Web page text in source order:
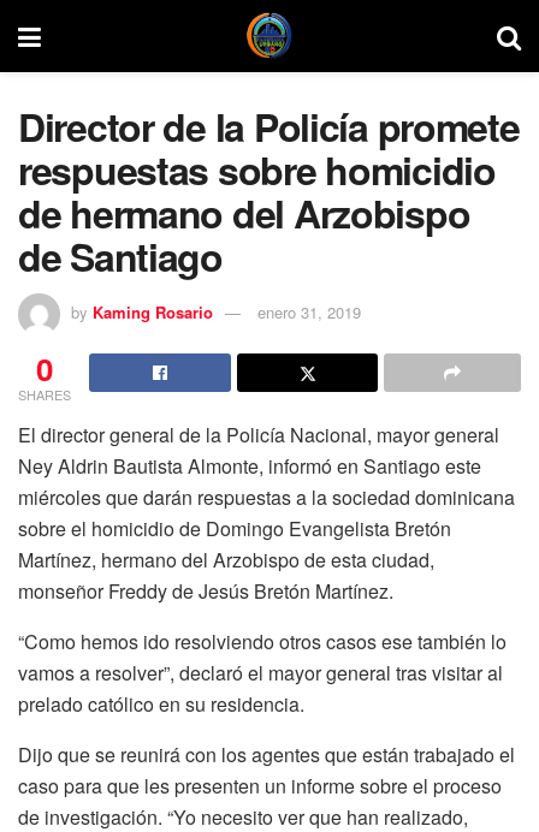
Director de la Policía promete
respuestas sobre homicidio
de hermano del Arzobispo
de Santiago
by Kaming Rosario enero 31, 2019
0
SHARES
El director general de la Policía Nacional, mayor general
Ney Aldrin Bautista Almonte, informó en Santiago este
miércoles que darán respuestas a la sociedad dominicana
sobre el homicidio de Domingo Evangelista Bretón
Martínez, hermano del Arzobispo de esta ciudad,
monseñor Freddy de Jesús Bretón Martínez.
“Como hemos ido resolviendo otros casos ese también lo
vamos a resolver”, declaró el mayor general tras visitar al
prelado católico en su residencia.
Dijo que se reunirá con los agentes que están trabajado el
caso para que les presenten un informe sobre el proceso
de investigación. “Yo necesito ver que han realizado,